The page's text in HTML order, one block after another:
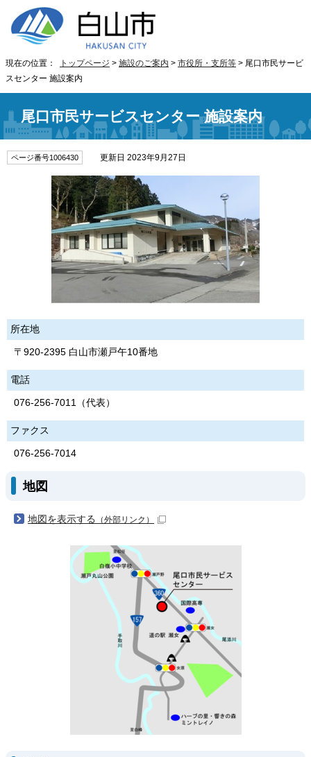
現在の位置： トップページ > 施設のご案内 > 市役所・支所等 > 尾口市民サービ
スセンター 施設案内
尾口市民サービスセンター 施設案内
ページ番号1006430 更新日 2023年9月27日
所在地
〒920-2395 白山市瀬戸午10番地
電話
076-256-7011（代表）
ファクス
076-256-7014
地図
地図を表示する （外部リンク）